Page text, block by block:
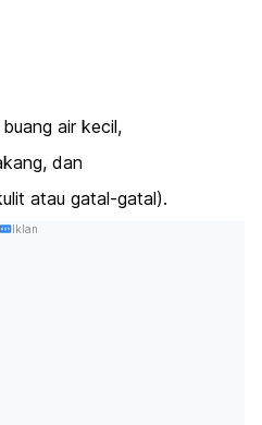
air kecil,
dan
atau gatal-gatal).
Iklan